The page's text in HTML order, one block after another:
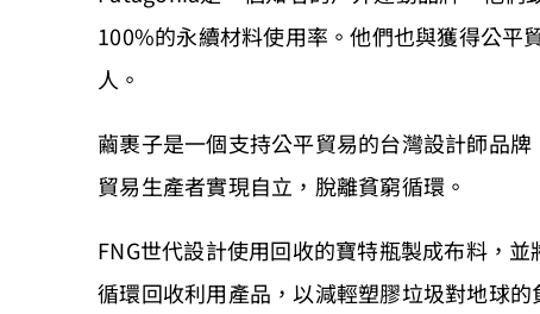
100%的永續材料使用率。他們也與獲得公平
人。
繭裹子是一個支持公平貿易的台灣設計師品
貿易生產者實現自立，脫離貧窮循環。
FNG世代設計使用回收的寶特瓶製成布料，
循環回收利用產品，以減輕塑膠垃圾對地球的